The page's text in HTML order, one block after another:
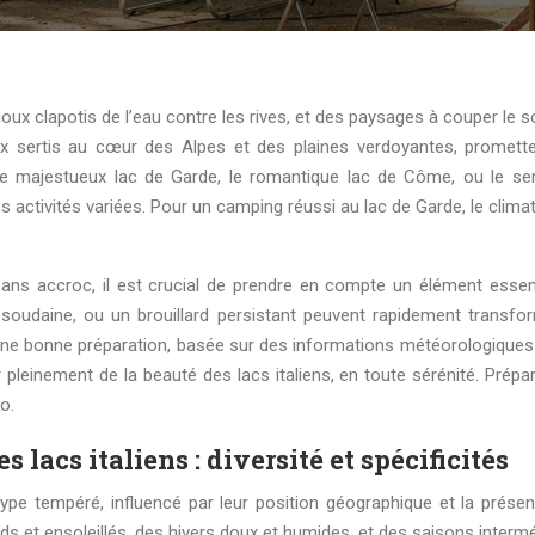
sertis au cœur des Alpes et des plaines verdoyantes,
majestueux lac de Garde, le romantique lac de Côme, ou le
variées. Pour un camping réussi au lac de Garde, le
accroc, il est crucial de prendre en compte un élément
ou un brouillard persistant peuvent rapidement
bonne préparation, basée sur des informations
de la beauté des lacs italiens, en toute sérénité.
lacs italiens : diversité et spécificités
tempéré, influencé par leur position géographique et la